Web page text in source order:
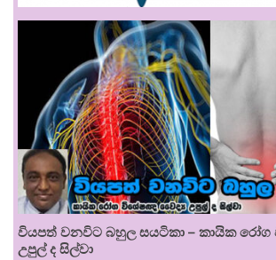
වියපත් වනවිට බහුල සයටිකා – කායික
උපුල් ද සිල්වා